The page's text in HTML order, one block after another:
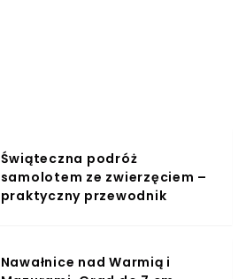
Świąteczna podróż
samolotem ze zwierzęciem –
praktyczny przewodnik
Nawałnice nad Warmią i